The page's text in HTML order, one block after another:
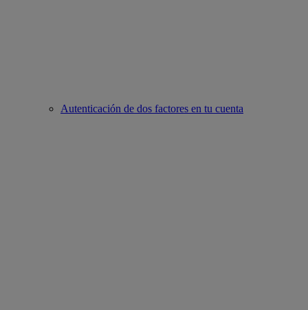
Autenticación de dos factores en tu cuenta